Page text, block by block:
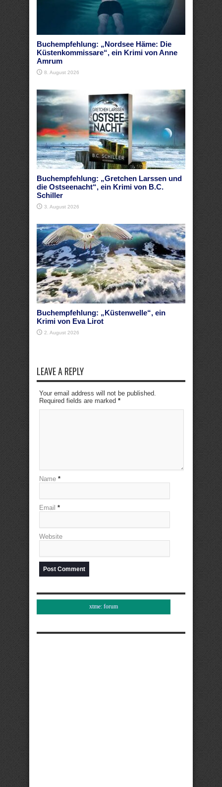
Buchempfehlung: „Nordsee Häme: Die
Küstenkommissare“, ein Krimi von Anne
Amrum
8. August 2026
Buchempfehlung: „Gretchen Larssen und
die Ostseenacht“, ein Krimi von B.C.
Schiller
3. August 2026
Buchempfehlung: „Küstenwelle“, ein
Krimi von Eva Lirot
2. August 2026
LEAVE A REPLY
Your email address will not be published.
Required fields are marked *
Name *
Email *
Website
xtme: forum